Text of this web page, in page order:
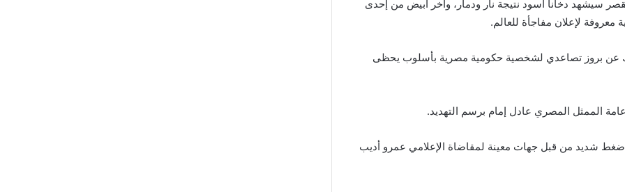
سيشهد دخانا أسود نتيجة نار ودمار، وآخر أبيض من إحدى
لإعلان مفاجأة للعالم.
عن بروز تصاعدي لشخصية حكومية مصرية بأسلوب يحظى
الممثل المصري عادل إمام برسم التهديد.
شديد من قبل جهات معينة لمقاضاة الإعلامي عمرو أديب